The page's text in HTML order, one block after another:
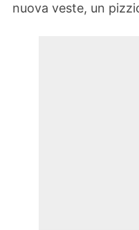
nuova veste, un